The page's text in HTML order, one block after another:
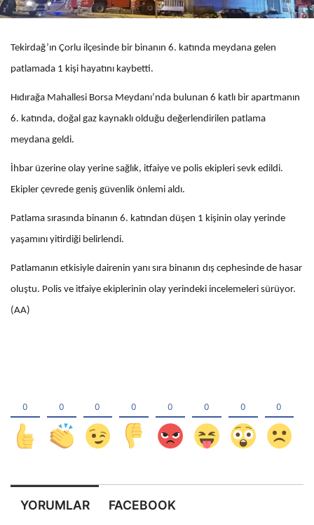
Tekirdağ’ın Çorlu ilçesinde bir binanın 6. katında meydana gelen
patlamada 1 kişi hayatını kaybetti.
Hıdırağa Mahallesi Borsa Meydanı’nda bulunan 6 katlı bir apartmanın
6. katında, doğal gaz kaynaklı olduğu değerlendirilen patlama
meydana geldi.
İhbar üzerine olay yerine sağlık, itfaiye ve polis ekipleri sevk edildi.
Ekipler çevrede geniş güvenlik önlemi aldı.
Patlama sırasında binanın 6. katından düşen 1 kişinin olay yerinde
yaşamını yitirdiği belirlendi.
Patlamanın etkisiyle dairenin yanı sıra binanın dış cephesinde de hasar
oluştu. Polis ve itfaiye ekiplerinin olay yerindeki incelemeleri sürüyor.
(AA)
YORUMLAR FACEBOOK